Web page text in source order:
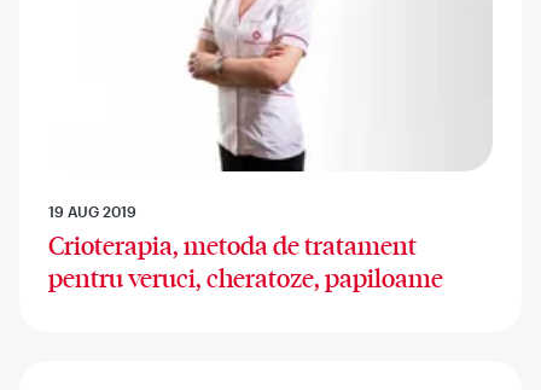
19 AUG 2019
Crioterapia, metoda de tratament
pentru veruci, cheratoze, papiloame